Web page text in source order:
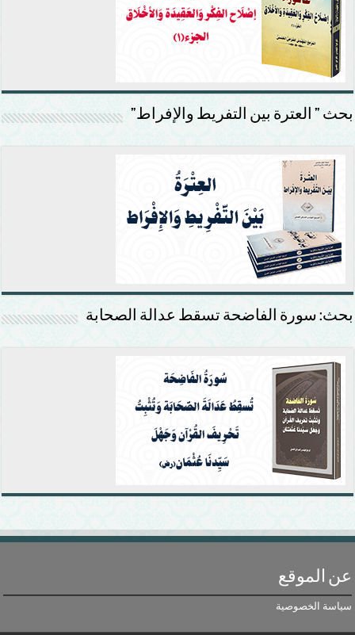
بحث ” العترة بين التفريط والإفراط”
بحث: سورة الفاضحة تسقط عدالة الصحابة
عن الموقع
سياسة الخصوصية